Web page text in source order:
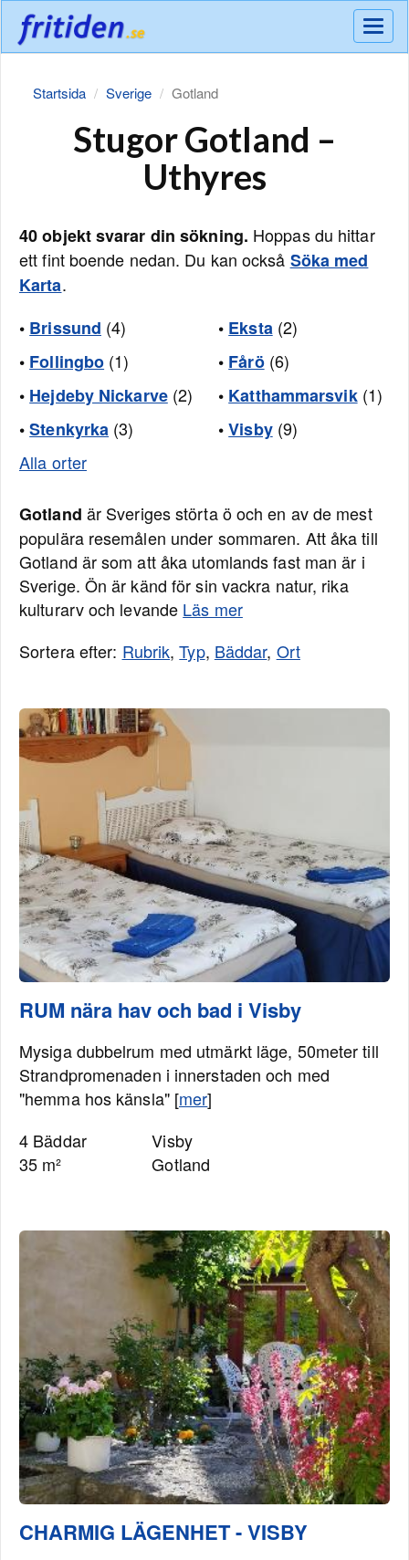
Meny
Startsida Sverige Gotland
Stugor Gotland –
Uthyres
40 objekt svarar din sökning. Hoppas du hittar
ett fint boende nedan. Du kan också Söka med
Karta.
• Brissund (4) • Eksta (2)
• Follingbo (1) • Fårö(6)
• Hejdeby Nickarve(2) • Katthammarsvik(1)
•Stenkyrka (3) •Visby(9)
Alla orter
Gotland är Sveriges störta ö och en av de mest
populära resemålen under sommaren. Att åka till
Gotland är som att åka utomlands fast man är i
Sverige. Ön är känd för sin vackra natur, rika
kulturarv och levande Läs mer
Sortera efter: Rubrik,Typ, Bäddar, Ort
RUM nära hav och bad i Visby
Mysiga dubbelrum med utmärkt läge, 50meter till
Strandpromenaden i innerstaden och med
"hemma hos känsla" [mer]
4 Bäddar
35 m²
Visby
Gotland
CHARMIG LÄGENHET - VISBY